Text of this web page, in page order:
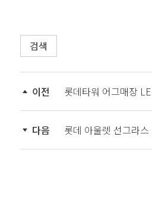
검색
이전 롯데타워 어그매장
다음 롯데 아울렛 선그라